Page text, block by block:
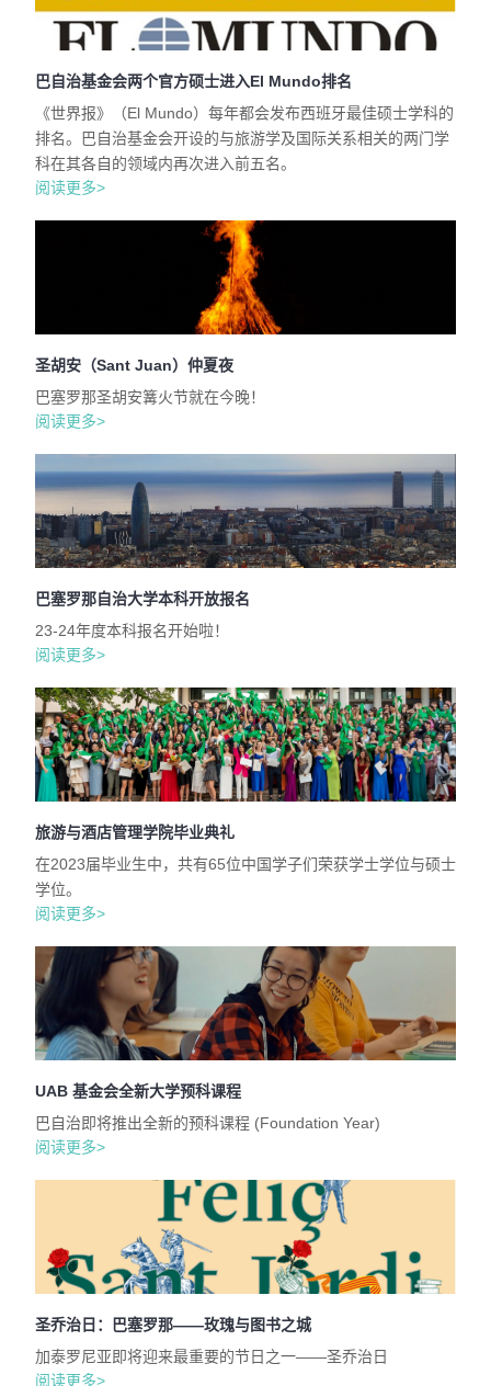
巴自治基金会两个官方硕士进入El Mundo排名
《世界报》（El Mundo）每年都会发布西班牙最佳硕士学科的
排名。巴自治基金会开设的与旅游学及国际关系相关的两门学
科在其各自的领域内再次进入前五名。
阅读更多>
圣胡安（Sant Juan）仲夏夜
巴塞罗那圣胡安篝火节就在今晚！
阅读更多>
巴塞罗那自治大学本科开放报名
23-24年度本科报名开始啦！
阅读更多>
旅游与酒店管理学院毕业典礼
在2023届毕业生中，共有65位中国学子们荣获学士学位与硕士
学位。
阅读更多>
UAB 基金会全新大学预科课程
巴自治即将推出全新的预科课程 (Foundation Year)
阅读更多>
圣乔治日：巴塞罗那——玫瑰与图书之城
加泰罗尼亚即将迎来最重要的节日之一——圣乔治日
阅读更多>